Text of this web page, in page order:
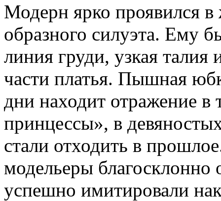
Модерн ярко проявился
образного силуэта. Ему
линия груди, узкая
части платья. Пышная
дни находит отражение в
принцессы», в
стали отходить в
модельеры благосклонно
успешно имитировали